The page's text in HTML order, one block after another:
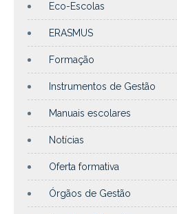
Eco-Escolas
ERASMUS
Formação
Instrumentos de Gestão
Manuais escolares
Notícias
Oferta formativa
Órgãos de Gestão